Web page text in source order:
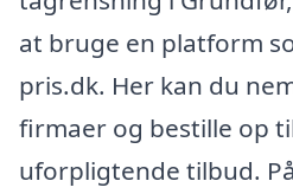
at bruge en platform
pris.dk. Her kan du
firmaer og bestille op
uforpligtende tilbud.